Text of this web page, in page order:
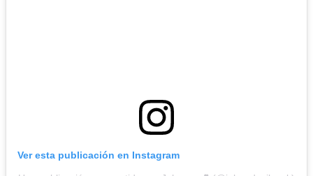
Ver esta publicación en Instagram